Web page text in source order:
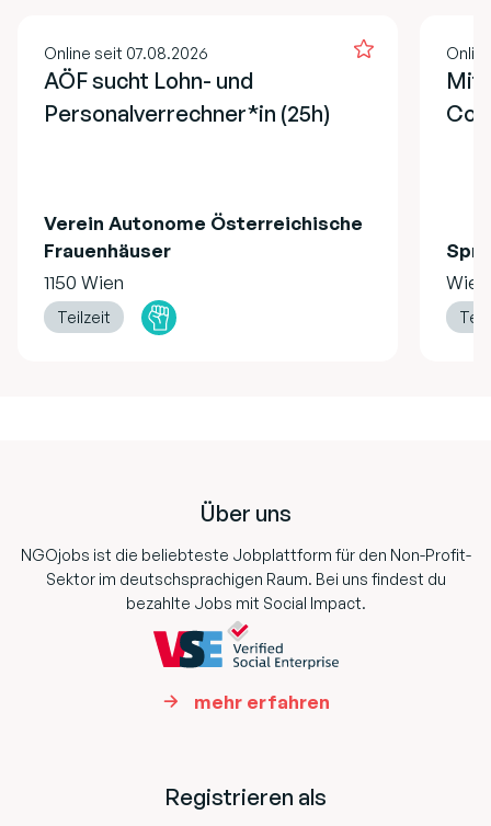
Online seit 07.08.2026
AÖF sucht Lohn- und
Personalverrechner*in (25h)
Verein Autonome Österreichische
Frauenhäuser
1150 Wien
Teilzeit
Wien
Über uns
NGOjobs ist die beliebteste Jobplattform für den Non-Profit-
Sektor im deutschsprachigen Raum. Bei uns findest du
bezahlte Jobs mit Social Impact.
mehr erfahren
Registrieren als